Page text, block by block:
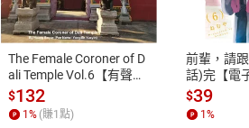
ATM轉帳、信用卡、LINE PAY、
The Female Coroner of D
ali Temple Vol.6【有聲
書】
$132
1 % (賺1 點)
前輩，請
話)完【電
$39
1 %